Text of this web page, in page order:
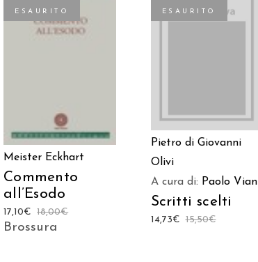
ESAURITO
Meister Eckhart
Commento
all’Esodo
18,00€
17,10€
Brossura
ESAURITO
Pietro di Giovanni
Olivi
A cura di: Paolo Vian
Scritti scelti
15,50€
14,73€